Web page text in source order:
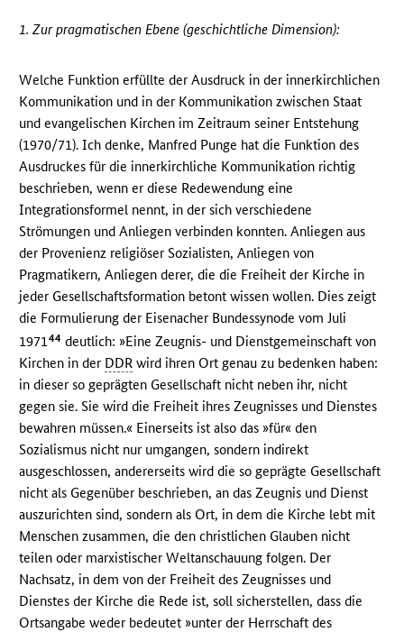
1. Zur pragmatischen Ebene (geschichtliche Dimension):
Welche Funktion erfüllte der Ausdruck in der innerkirchlichen
Kommunikation und in der Kommunikation zwischen Staat
und evangelischen Kirchen im Zeitraum seiner Entstehung
(1970/71). Ich denke, Manfred Punge hat die Funktion des
Ausdruckes für die innerkirchliche Kommunikation richtig
beschrieben, wenn er diese Redewendung eine
Integrationsformel nennt, in der sich verschiedene
Strömungen und Anliegen verbinden konnten. Anliegen aus
der Provenienz religiöser Sozialisten, Anliegen von
Pragmatikern, Anliegen derer, die die Freiheit der Kirche in
jeder Gesellschaftsformation betont wissen wollen. Dies zeigt
die Formulierung der Eisenacher Bundessynode vom Juli
1971 44 deutlich: »Eine Zeugnis- und Dienstgemeinschaft von
Kirchen in der DDR wird ihren Ort genau zu bedenken haben:
in dieser so geprägten Gesellschaft nicht neben ihr, nicht
gegen sie. Sie wird die Freiheit ihres Zeugnisses und Dienstes
bewahren müssen.« Einerseits ist also das »für« den
Sozialismus nicht nur umgangen, sondern indirekt
ausgeschlossen, andererseits wird die so geprägte Gesellschaft
nicht als Gegenüber beschrieben, an das Zeugnis und Dienst
auszurichten sind, sondern als Ort, in dem die Kirche lebt mit
Menschen zusammen, die den christlichen Glauben nicht
teilen oder marxistischer Weltanschauung folgen. Der
Nachsatz, in dem von der Freiheit des Zeugnisses und
Dienstes der Kirche die Rede ist, soll sicherstellen, dass die
Ortsangabe weder bedeutet »unter der Herrschaft des